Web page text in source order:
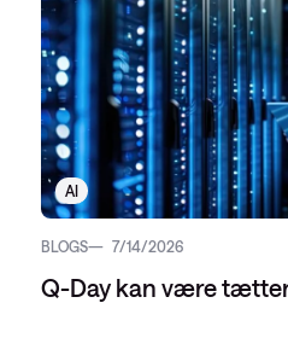
AI
BLOGS 7/14/2026
Q-Day kan være